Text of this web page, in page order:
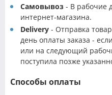
Самовывоз - В рабочие
интернет-магазина.
Delivery - Отправка
день оплаты заказа -
или на следующий
поступила позже
Способы оплаты